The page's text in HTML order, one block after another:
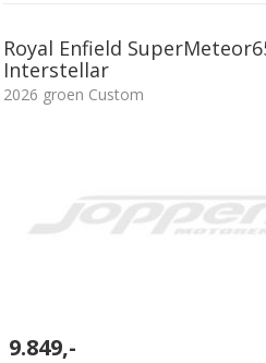
Royal Enfield
Interstellar
2026 groen Custom
9.849,-